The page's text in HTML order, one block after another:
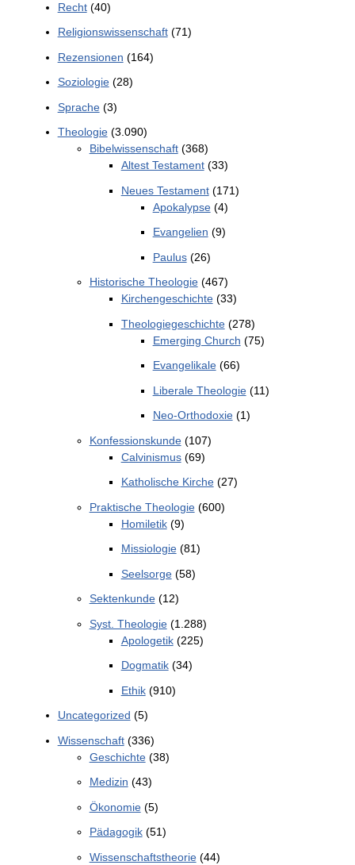
Recht(40)
Religionswissenschaft(71)
Rezensionen (164)
Soziologie(28)
Sprache(3)
Theologie(3.090)
Bibelwissenschaft(368)
Altest Testament(33)
Neues Testament(171)
Apokalypse(4)
Evangelien (9)
Paulus(26)
Historische Theologie(467)
Kirchengeschichte(33)
Theologiegeschichte(278)
Emerging Church (75)
Evangelikale(66)
Liberale Theologie(11)
Neo-Orthodoxie(1)
Konfessionskunde(107)
Calvinismus(69)
Katholische Kirche(27)
Praktische Theologie(600)
Homiletik(9)
Missiologie(81)
Seelsorge(58)
Sektenkunde(12)
Syst. Theologie(1.288)
Apologetik(225)
Dogmatik(34)
Ethik(910)
Uncategorized (5)
Wissenschaft(336)
Geschichte(38)
Medizin (43)
Ökonomie(5)
Pädagogik(51)
Wissenschaftstheorie(44)